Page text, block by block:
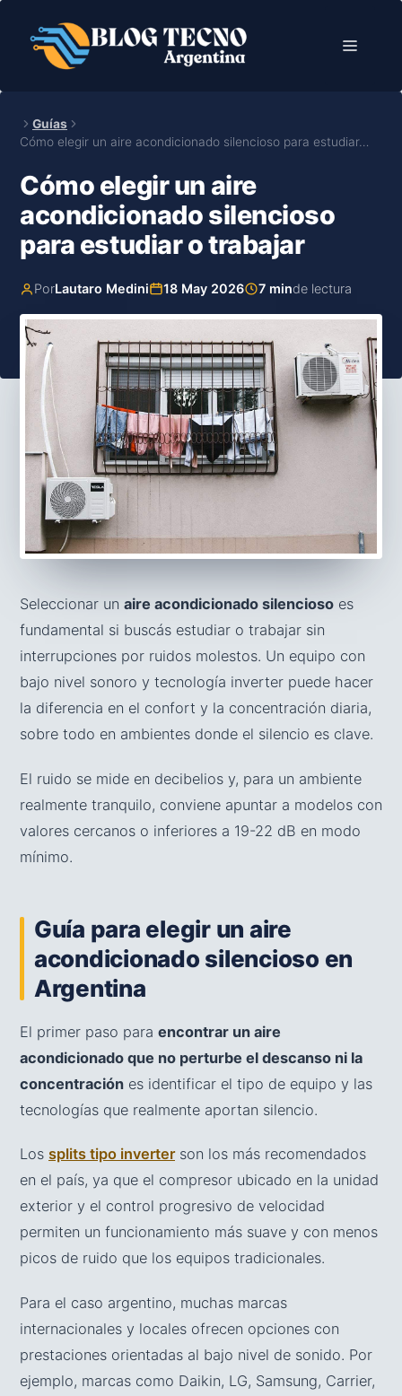
contenido
Menú
Guías
Cómo elegir un aire acondicionado silencioso para estudiar…
Cómo elegir un aire
acondicionado silencioso
para estudiar o trabajar
PorLautaro Medini 18 May 2026 7 minde lectura
Seleccionar un aire acondicionado silencioso es
fundamental si buscás estudiar o trabajar sin
interrupciones por ruidos molestos. Un equipo con
bajo nivel sonoro y tecnología inverter puede hacer
la diferencia en el confort y la concentración diaria,
sobre todo en ambientes donde el silencio es clave.
El ruido se mide en decibelios y, para un ambiente
realmente tranquilo, conviene apuntar a modelos con
valores cercanos o inferiores a 19-22 dB en modo
mínimo.
Guía para elegir un aire
acondicionado silencioso en
Argentina
El primer paso para encontrar un aire
acondicionado que no perturbe el descanso ni la
concentración es identificar el tipo de equipo y las
tecnologías que realmente aportan silencio.
Los splits tipo inverterson los más recomendados
en el país, ya que el compresor ubicado en la unidad
exterior y el control progresivo de velocidad
permiten un funcionamiento más suave y con menos
picos de ruido que los equipos tradicionales.
Para el caso argentino, muchas marcas
internacionales y locales ofrecen opciones con
prestaciones orientadas al bajo nivel de sonido. Por
ejemplo, marcas como Daikin, LG, Samsung, Carrier,